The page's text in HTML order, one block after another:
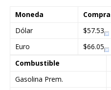
Moneda Compra
Dólar
$57.53
Euro
$66.05
Combustible
Gasolina Prem.